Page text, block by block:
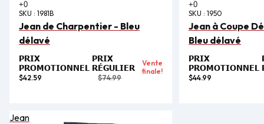
SKU : 1981B
Jean de Charpentier - Bleu
délavé
PRIX
PROMOTIONNEL
$42.59
PRIX
RÉGULIER
$74.99
Vente
finale!
SKU : 1950
Jean à Coupe
Bleu délavé
PRIX
PROMOTIONNEL
$44.99
Jean